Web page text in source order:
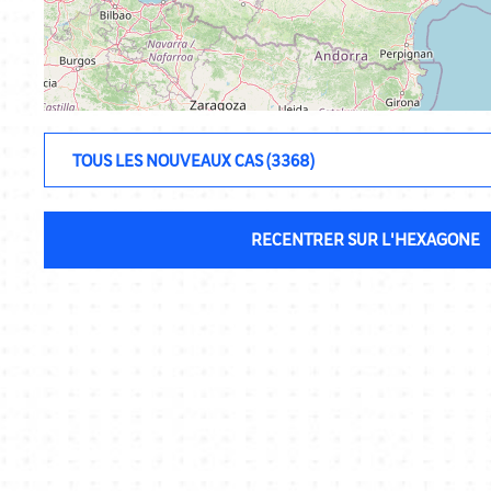
RECENTRER SUR L'HEXAGONE